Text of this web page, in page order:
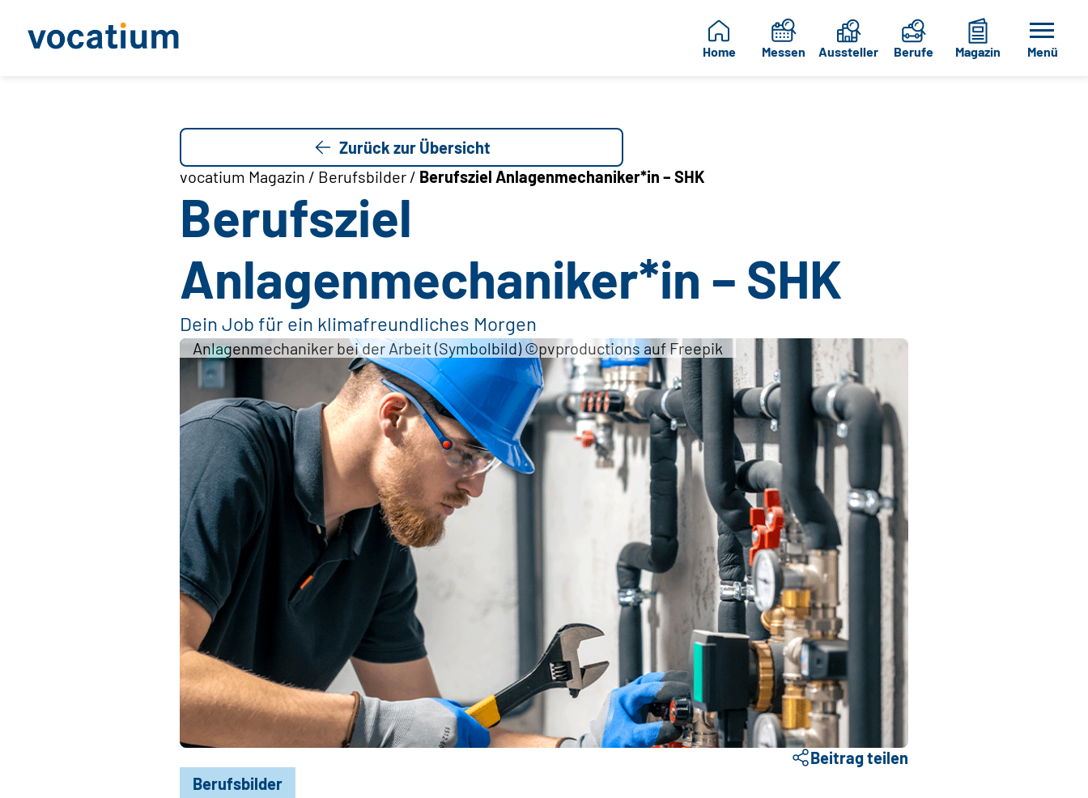
Home Messen Aussteller Berufe Magazin Menü
Zurück zur Übersicht
vocatium Magazin / Berufsbilder / Berufsziel Anlagenmechaniker*in – SHK
Berufsziel
Anlagenmechaniker*in – SHK
Dein Job für ein klimafreundliches Morgen
Anlagenmechaniker bei der Arbeit (Symbolbild) ©pvproductions auf Freepik
Beitrag teilen
Berufsbilder